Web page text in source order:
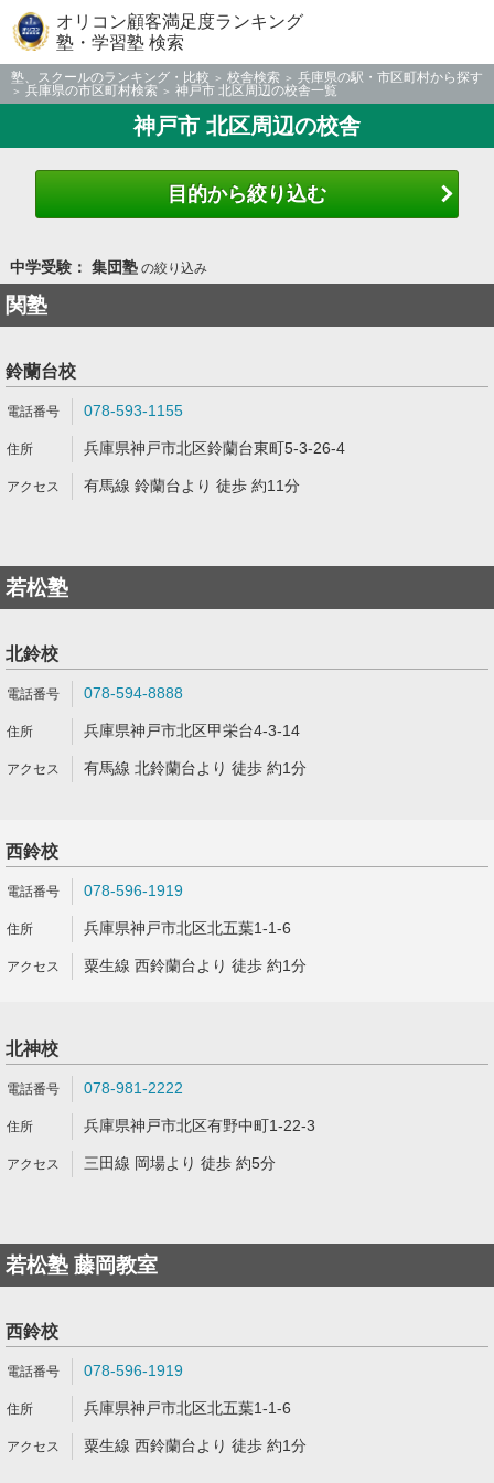
オリコン顧客満足度ランキング
塾・学習塾 検索
塾、スクールのランキング・比較 校舎検索
兵庫県の駅・市区町村から探す
兵庫県の市区町村検索
神戸市 北区周辺の校舎一覧
神戸市 北区周辺の校舎
目的から絞り込む
中学受験： 集団塾の絞り込み
関塾
鈴蘭台校
078-593-1155
兵庫県神戸市北区鈴蘭台東町5-3-26-4
有馬線 鈴蘭台より 徒歩 約11分
若松塾
北鈴校
078-594-8888
兵庫県神戸市北区甲栄台4-3-14
有馬線 北鈴蘭台より 徒歩 約1分
西鈴校
078-596-1919
兵庫県神戸市北区北五葉1-1-6
粟生線 西鈴蘭台より 徒歩 約1分
北神校
078-981-2222
兵庫県神戸市北区有野中町1-22-3
三田線 岡場より 徒歩 約5分
若松塾 藤岡教室
西鈴校
078-596-1919
兵庫県神戸市北区北五葉1-1-6
粟生線 西鈴蘭台より 徒歩 約1分